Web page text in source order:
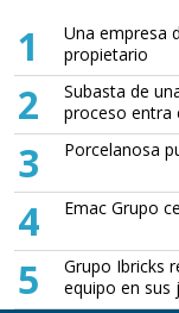
1
Una empresa
propietario
2
Subasta de
proceso entra
3 Porcelanosa
4 Emac Grupo
5
Grupo Ibricks
equipo en sus